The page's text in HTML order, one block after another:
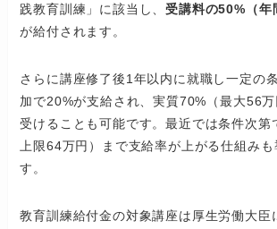
践教育訓練」に該当し、受講料の50%（年
が給付されます。
さらに講座修了後1年以内に就職し一定の
加で20%が支給され、実質70%（最大56
受けることも可能です。最近では条件次第
上限64万円）まで支給率が上がる仕組みも
す。
教育訓練給付金の対象講座は厚生労働大臣